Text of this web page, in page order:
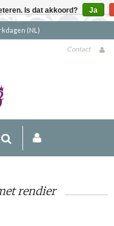
(NL)
Contact
rendier
Is dat akkoord? Ja